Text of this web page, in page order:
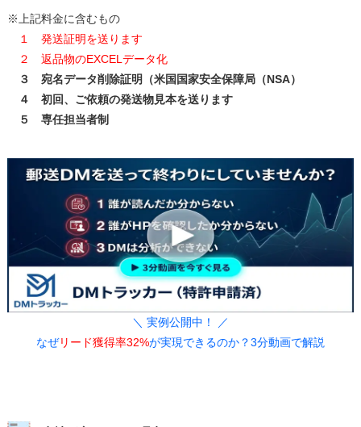
※上記料金に含むもの
１ 発送証明を送ります
２ 返品物のEXCELデータ化
３ 宛名データ削除証明（米国国家安全保障局（NSA）
４ 初回、ご依頼の発送物見本を送ります
５ 専任担当者制
＼ 実例公開中！ ／
なぜリード獲得率32%が実現できるのか？3分動画で解説